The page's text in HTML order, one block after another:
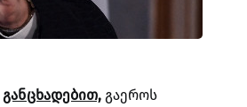
განცხადებით, გაეროს